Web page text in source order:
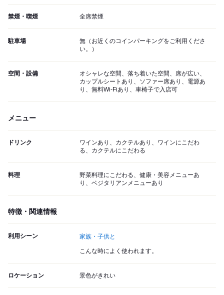
禁煙・喫煙 全席禁煙
駐車場
無（お近くのコインパーキングをご利用くださ
い。）
空間・設備
オシャレな空間、落ち着いた空間、席が広い、
カップルシートあり、ソファー席あり、電源あ
り、無料Wi-Fiあり、車椅子で入店可
メニュー
ドリンク
ワインあり、カクテルあり、ワインにこだわ
る、カクテルにこだわる
料理
野菜料理にこだわる、健康・美容メニューあ
り、ベジタリアンメニューあり
特徴・関連情報
利用シーン 家族・子供と
こんな時によく使われます。
ロケーション 景色がきれい